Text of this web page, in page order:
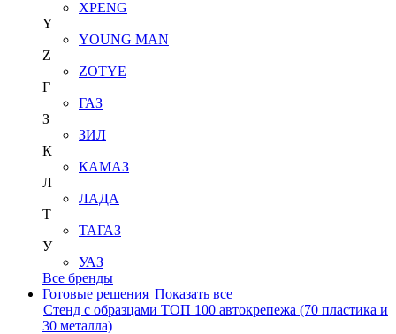
XPENG
Y
YOUNG MAN
Z
ZOTYE
Г
ГАЗ
З
ЗИЛ
К
КАМАЗ
Л
ЛАДА
Т
ТАГАЗ
У
УАЗ
Все бренды
Готовые решения Показать все
Стенд с образцами ТОП 100 автокрепежа (70 пластика и
30 металла)